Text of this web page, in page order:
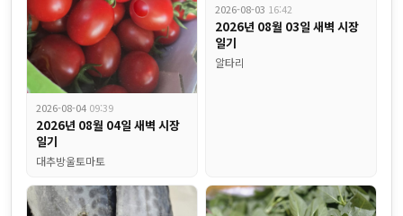
혈당 400이었던 분이 80으로 낮췄습니다 약보다 강한 '췌장을 살리
2026-08-04 09:39
2026년 08월 04일 새벽 시장
일기
대추방울토마토
2026-08-03 16:42
2026년 08월 03일 새벽 시장
일기
알타리